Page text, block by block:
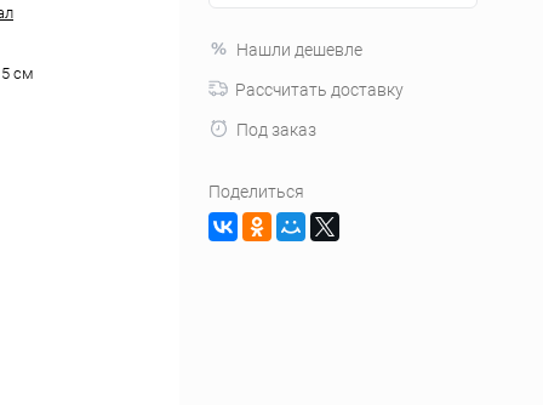
см
Нашли дешевле
Рассчитать доставку
Под заказ
Поделиться